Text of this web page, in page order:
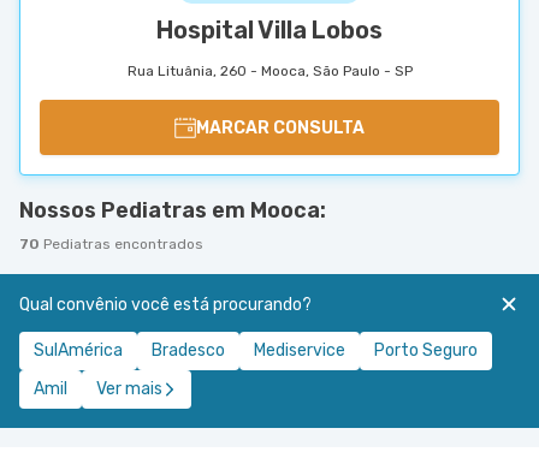
Hospital Villa Lobos
Rua Lituânia, 260 - Mooca, São Paulo - SP
MARCAR CONSULTA
Nossos Pediatras em Mooca:
70 Pediatras encontrados
Qual convênio você está procurando?
SulAmérica Bradesco Mediservice
Porto Seguro
Amil
Ver mais